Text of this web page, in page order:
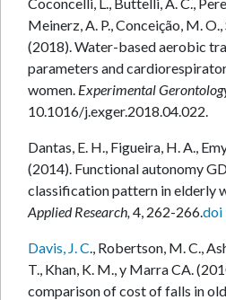
Meinerz, A. P., Conceição, M. O.,
(2018). Water-based aerobic
parameters and
women. Experimental
10.1016/j.exger.2018.04.022.
Dantas, E. H., Figueira, H. A.,
(2014). Functional autonomy
classification pattern in elderly
Applied Research,4, 262-266.doi
Davis, J. C., Robertson, M. C.,
T., Khan, K. M., y Marra CA.
comparison of cost of falls in